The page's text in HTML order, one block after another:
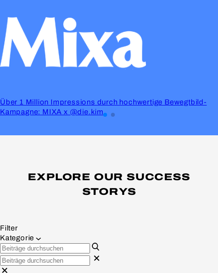
Über 1 Million Impressions durch hochwertige Bewegtbild-
Kampagne: MIXA x @die.kim
EXPLORE OUR SUCCESS
STORYS
Filter
Kategorie